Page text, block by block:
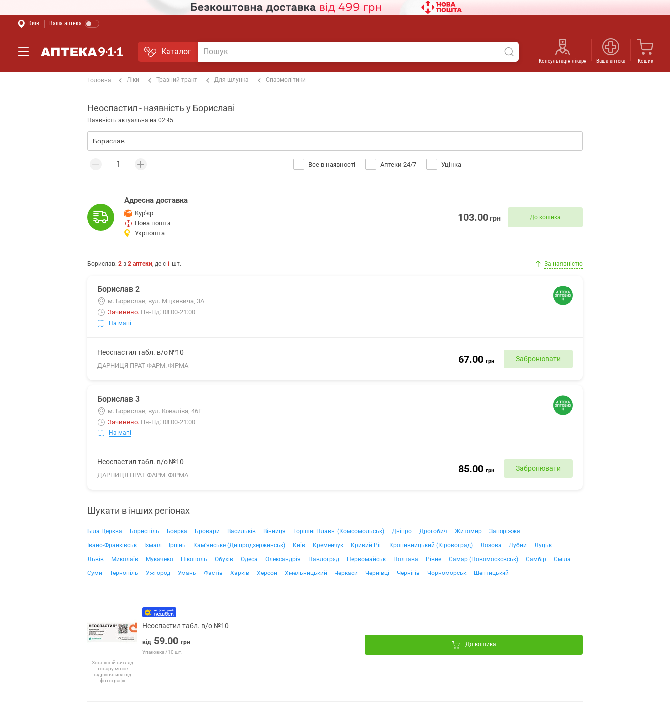
Київ Ваша аптека
Каталог
Консультація лікаря Ваша аптека Кошик
Головна Ліки Травний тракт Для шлунка Спазмолітики
Неоспастил - наявність у Бориславі
Наявність актуальна на 02:45
Все в наявності Аптеки 24/7 Уцінка
Адресна доставка
Кур'єр
Нова пошта
Укрпошта
103.00грн До кошика
Борислав: 2 з 2 аптеки, де є 1 шт. За наявністю
Борислав 2
м. Борислав, вул. Міцкевича, 3А
Зачинено. Пн-Нд: 08:00-21:00
На мапі
Неоспастил табл. в/о №10
ДАРНИЦЯ ПРАТ ФАРМ. ФІРМА
67.00 грн Забронювати
Борислав 3
м. Борислав, вул. Коваліва, 46Г
Зачинено. Пн-Нд: 08:00-21:00
На мапі
Неоспастил табл. в/о №10
ДАРНИЦЯ ПРАТ ФАРМ. ФІРМА
85.00 грн Забронювати
Шукати в інших регіонах
Біла Церква Бориспіль Боярка Бровари Васильків Вінниця Горішні Плавні (Комсомольськ) Дніпро Дрогобич Житомир
Запоріжжя
Івано-Франківськ
Ізмаїл Ірпінь Кам'янське (Дніпродзержинськ) Київ Кременчук Кривий Ріг Кропивницький (Кіровоград) Лозова Лубни
Луцьк
Львів
Миколаїв Мукачево Нікополь Обухів Одеса Олександрія Павлоград Первомайськ Полтава Рівне Самар (Новомосковськ) Самбір
Сміла
Суми
Тернопіль Ужгород Умань Фастів Харків Херсон Хмельницький Черкаси Чернівці Чернігів Чорноморськ Шептицький
Зовнішній вигляд
товару може
відрізнятися від
фотографії
Неоспастил табл. в/о №10
від 59.00 грн
Упаковка / 10 шт.
До кошика